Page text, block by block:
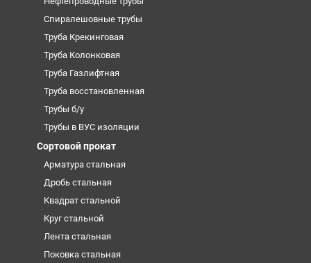
Спиралешовные трубы
Труба Крекинговая
Труба Колонковая
Труба Газлифтная
Труба восстановленная
Трубы б/у
Трубы в ВУС изоляции
Сортовой прокат
Арматура стальная
Дробь стальная
Квадрат стальной
Круг стальной
Лента стальная
Поковка стальная